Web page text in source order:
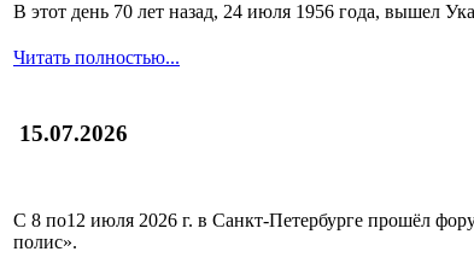
В этот день 70 лет назад, 24 июля 1956 года, вышел
Читать полностью...
15.07.2026
С 8 по12 июля 2026 г. в Санкт-Петербурге прошёл
полис».